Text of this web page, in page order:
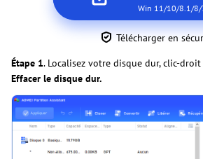
Win 11/10/8.1/8/
Télécharger en
Étape 1. Localisez votre disque dur, clic-droit
Effacer le disque dur.